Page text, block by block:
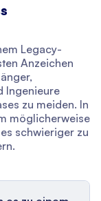
Legacy-
Anzeichen
Ingenieure
zu meiden. In
möglicherweise
schwieriger zu